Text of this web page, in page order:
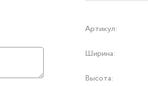
Артикул:
Ширина:
Высота: